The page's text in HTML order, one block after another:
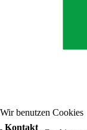
Kontakt
Wir benutzen Cookies